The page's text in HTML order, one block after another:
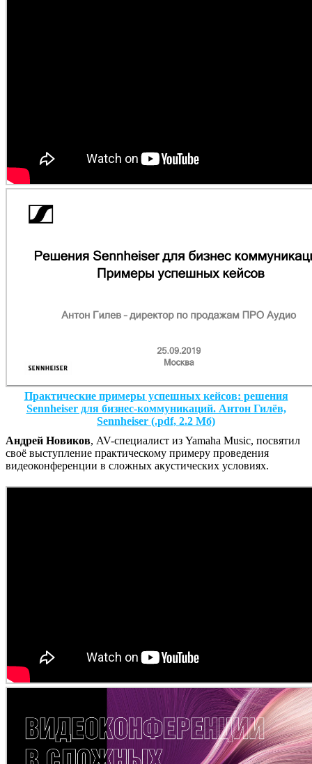
Практические примеры успешных кейсов: решения
Sennheiser для бизнес-коммуникаций. Антон Гилёв,
Sennheiser (.pdf, 2.2 Мб)
Андрей Новиков, AV-специалист из Yamaha Music, посвятил
своё выступление практическому примеру проведения
видеоконференции в сложных акустических условиях.